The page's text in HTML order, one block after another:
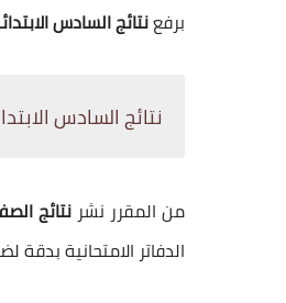
برفعنتائج السادس الابتدائي 2026 الدور
نتائج السادس الابتدائي 2026 ديالى عبر وزارة
من المقرر نشر نتائج
الدفاتر الامتحانية